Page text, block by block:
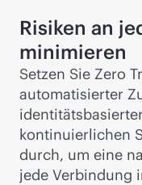
Risiken an
minimieren
Setzen Sie Zero
automatisierter
kontinuierlichen
durch, um eine
jede Verbindung